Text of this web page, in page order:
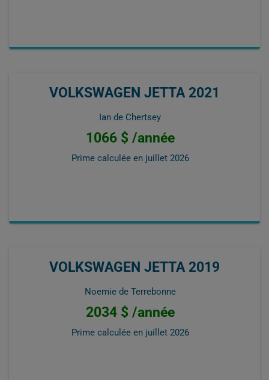
VOLKSWAGEN JETTA 2021
Ian de Chertsey
1066 $ /année
Prime calculée en juillet 2026
VOLKSWAGEN JETTA 2019
Noemie de Terrebonne
2034 $ /année
Prime calculée en juillet 2026